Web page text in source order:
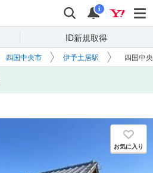
検索 通知
i
ID新規取得
四国中央市 伊予土居駅 四国中
お気に入り